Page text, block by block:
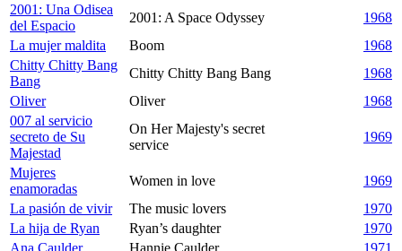
2001: Una Odisea
del Espacio
2001: A Space Odyssey
1968
La mujer maldita
Boom
1968
Chitty Chitty Bang
Bang
Chitty Chitty Bang Bang
1968
Oliver
Oliver
1968
007 al servicio
secreto de Su
Majestad
On Her Majesty's secret
service
1969
Mujeres
enamoradas
Women in love
1969
La pasión de vivir
The music lovers
1970
La hija de Ryan
Ryan’s daughter
1970
Ana Caulder
Hannie Caulder
1971